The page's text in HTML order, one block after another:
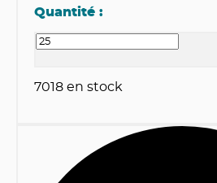
Quantité :
7018 en stock